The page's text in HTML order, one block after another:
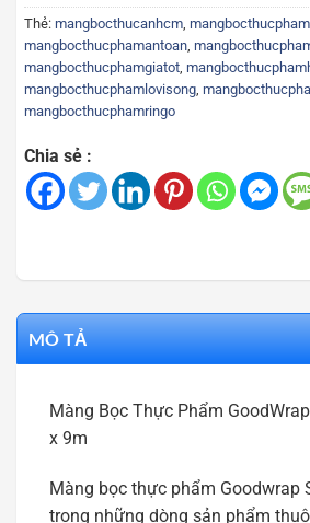
Thẻ: mangbocthucanhcm, mangbocthucpham
mangbocthucphamantoan,
mangbocthucphamgiatot,
mangbocthucphamlovisong,
mangbocthucphamringo
Chia sẻ :
MÔ TẢ
Màng Bọc Thực Phẩm
x 9m
Màng bọc thực phẩm Goodwrap
trong những dòng sản phẩm